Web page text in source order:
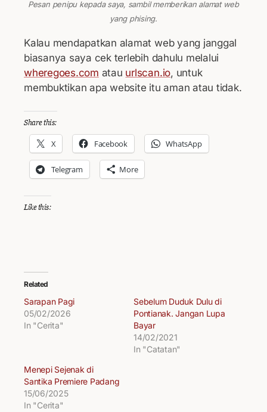
Pesan penipu kepada saya, sambil memberikan alamat web
yang phising.
Kalau mendapatkan alamat web yang janggal
biasanya saya cek terlebih dahulu melalui
wheregoes.com atau urlscan.io, untuk
membuktikan apa website itu aman atau tidak.
Share this:
X Facebook WhatsApp
Telegram More
Like this:
Related
Sarapan Pagi
05/02/2026
In "Cerita"
Sebelum Duduk Dulu di
Pontianak. Jangan Lupa
Bayar
14/02/2021
In "Catatan"
Menepi Sejenak di
Santika Premiere Padang
15/06/2025
In "Cerita"